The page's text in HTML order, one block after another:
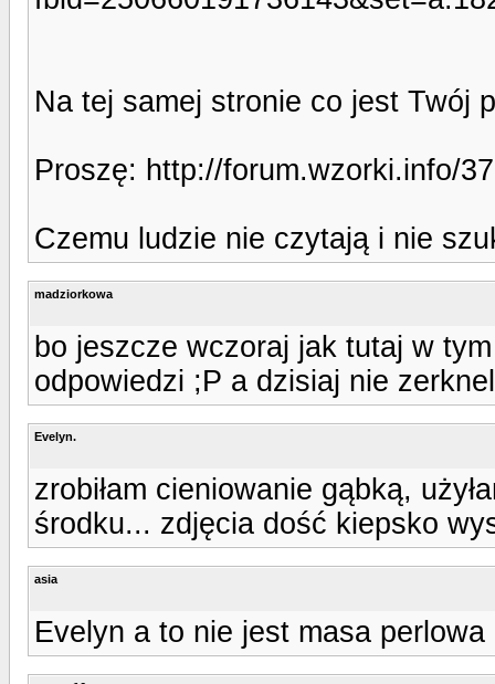
Na tej samej stronie co jest Twój
Proszę: http://forum.wzorki.info/
Czemu ludzie nie czytają i nie
madziorkowa
bo jeszcze wczoraj jak tutaj w
odpowiedzi ;P a dzisiaj nie
Evelyn.
zrobiłam cieniowanie gąbką,
środku... zdjęcia dość kiepsko
asia
Evelyn a to nie jest masa